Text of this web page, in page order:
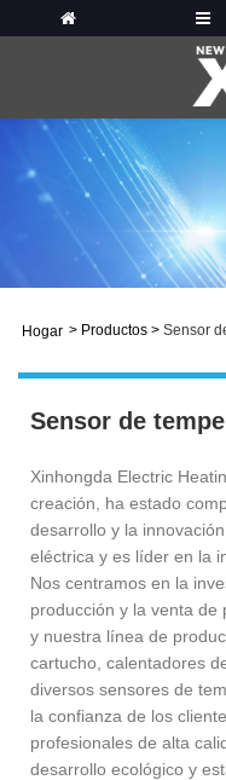
Hogar > Productos > Sensor
Sensor de
Xinhongda Electric
creación, ha estado
desarrollo y la
eléctrica y es líder en la
Nos centramos en la
producción y la venta de
y nuestra línea de
cartucho, calentadores
diversos sensores de
la confianza de los
profesionales de alta
desarrollo ecológico y